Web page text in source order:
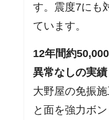
す。震度7にも
ています。
12年間約
異常なしの実績
大野屋の免振
と面を強力ボ